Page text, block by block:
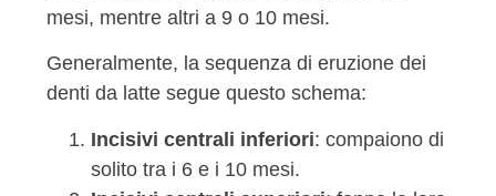
mesi, mentre altri a 9 o 10 mesi.
Generalmente, la sequenza di eruzione dei
denti da latte segue questo schema:
Incisivi centrali inferiori: compaiono di
solito tra i 6 e i 10 mesi.